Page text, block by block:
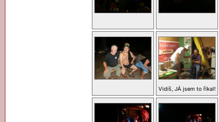
Vidíš, JÁ jsem to říkal!